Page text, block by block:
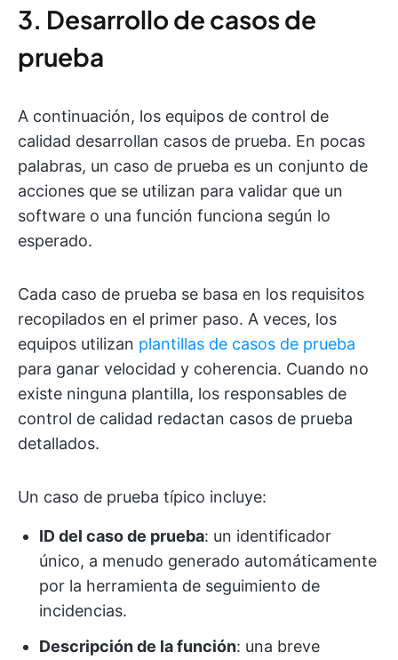
3. Desarrollo de casos de
prueba
A continuación, los equipos de control de
calidad desarrollan casos de prueba. En pocas
palabras, un caso de prueba es un conjunto de
acciones que se utilizan para validar que un
software o una función funciona según lo
esperado.
Cada caso de prueba se basa en los requisitos
recopilados en el primer paso. A veces, los
equipos utilizan plantillas de casos de prueba
para ganar velocidad y coherencia. Cuando no
existe ninguna plantilla, los responsables de
control de calidad redactan casos de prueba
detallados.
Un caso de prueba típico incluye:
ID del caso de prueba: un identificador
único, a menudo generado automáticamente
por la herramienta de seguimiento de
incidencias.
Descripción de la función: una breve